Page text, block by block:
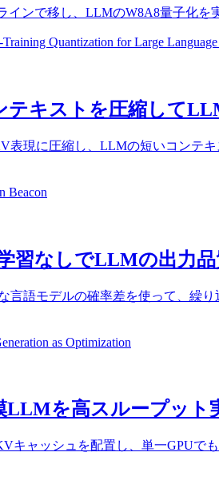
インで移し、LLMのW8A8量子化
Quantization for Large
テキストを圧縮して
表現に圧縮し、LLMの短いコン
Beacon
習なしでLLMの出力
言語モデルの確率差を使って、
as Optimization
LLMを高スループット
キャッシュを配置し、単一GPU